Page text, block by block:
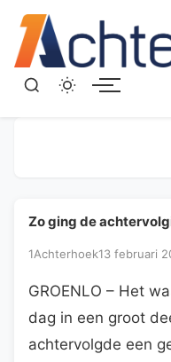
Zo ging de
1Achterhoek13 februari
GROENLO – Het
dag in een groot
achtervolgde een